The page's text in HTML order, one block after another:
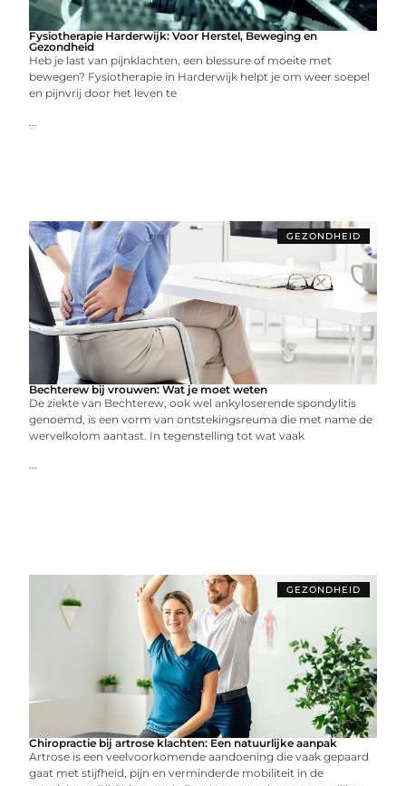
Fysiotherapie Harderwijk: Voor Herstel, Beweging en
Gezondheid
Heb je last van pijnklachten, een blessure of moeite met
bewegen? Fysiotherapie in Harderwijk helpt je om weer soepel
en pijnvrij door het leven te
...
GEZONDHEID
Bechterew bij vrouwen: Wat je moet weten
De ziekte van Bechterew, ook wel ankyloserende spondylitis
genoemd, is een vorm van ontstekingsreuma die met name de
wervelkolom aantast. In tegenstelling tot wat vaak
...
GEZONDHEID
Chiropractie bij artrose klachten: Een natuurlijke aanpak
Artrose is een veelvoorkomende aandoening die vaak gepaard
gaat met stijfheid, pijn en verminderde mobiliteit in de